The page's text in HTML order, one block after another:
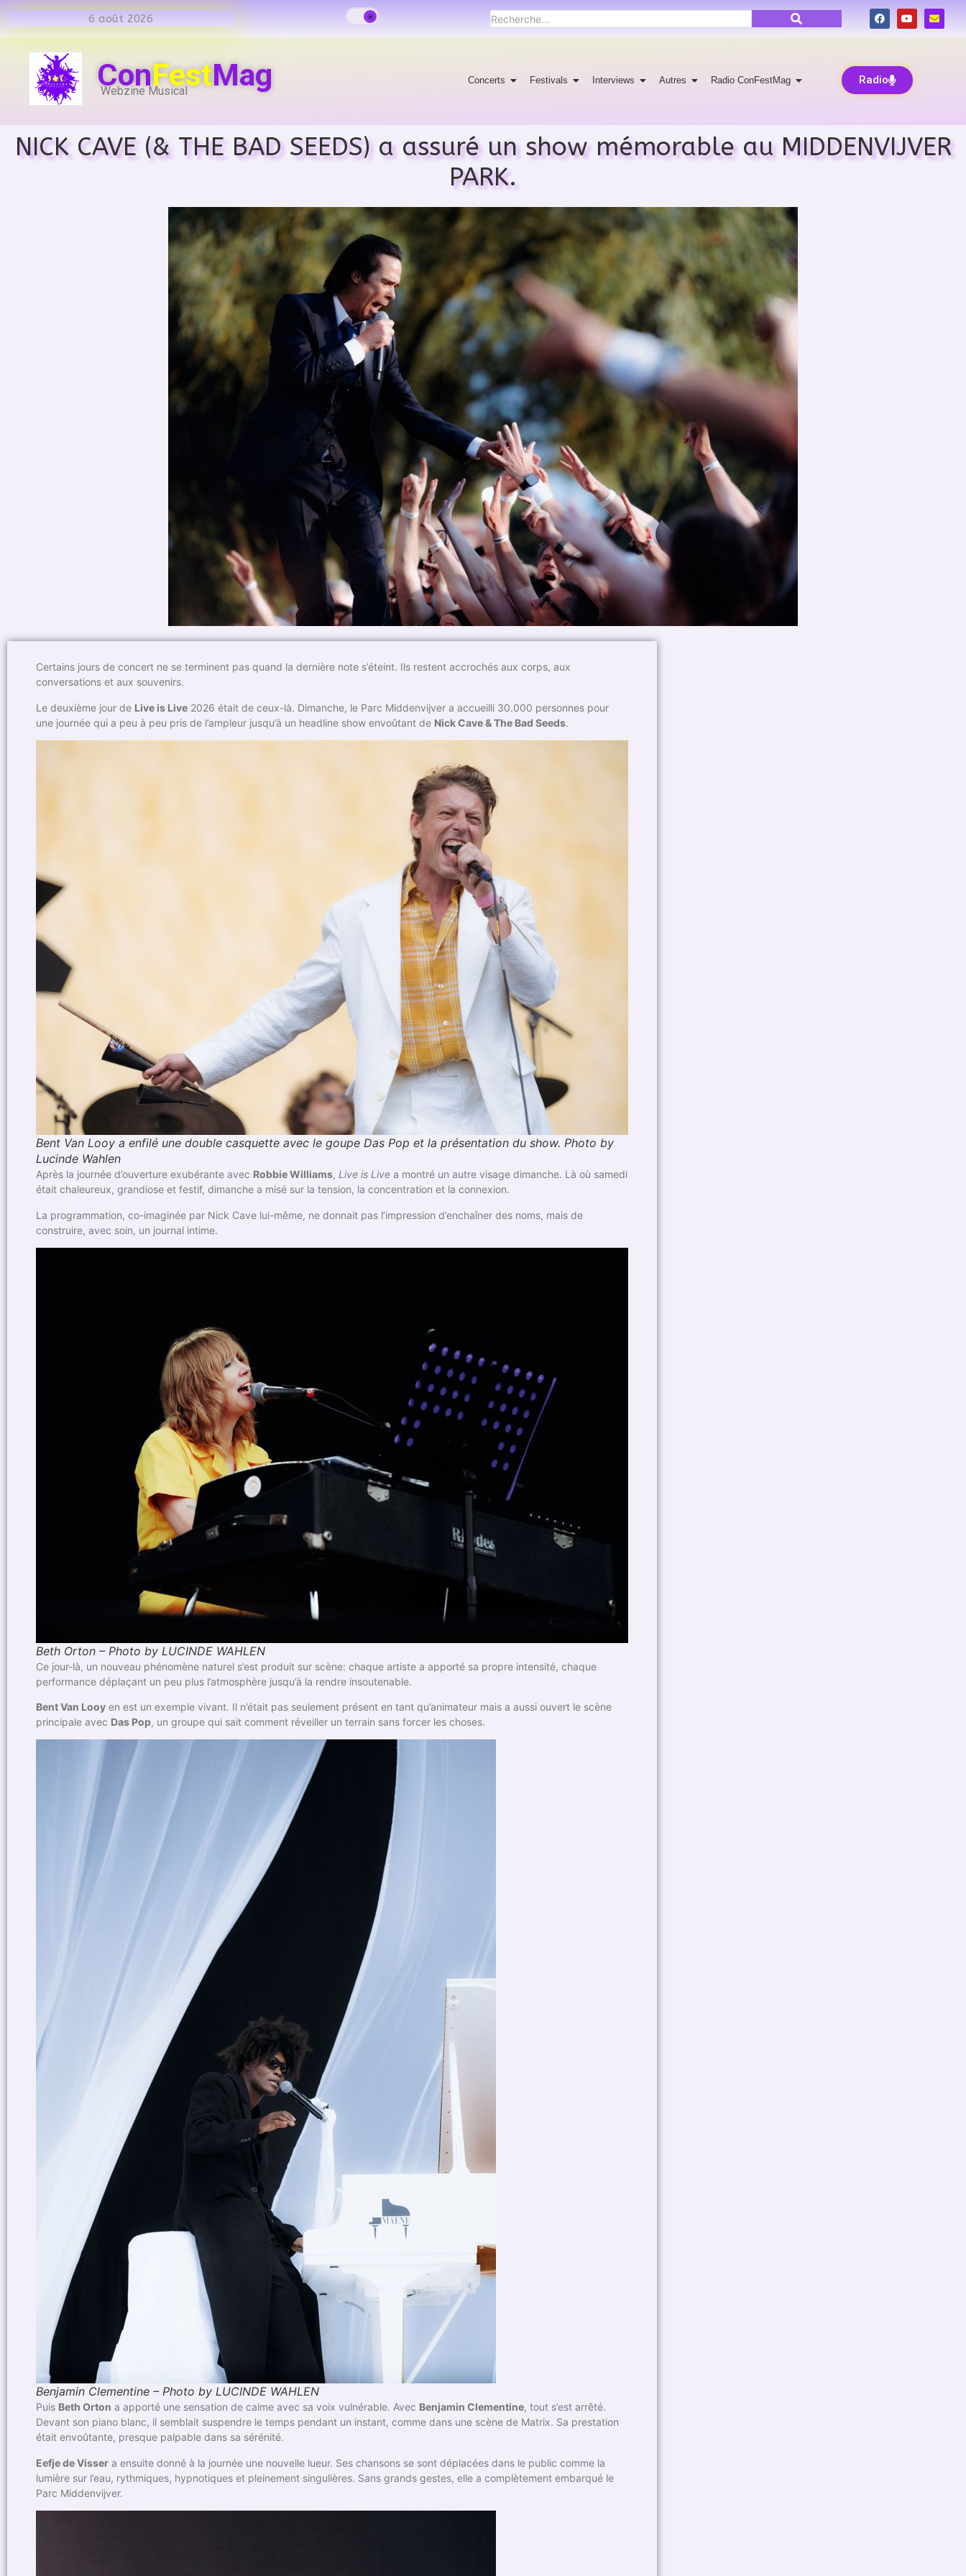
6 août 2026
ConFestMag
Webzine Musical
Concerts Festivals Interviews Autres Radio ConFestMag Radio
NICK CAVE (& THE BAD SEEDS) a assuré un show mémorable au MIDDENVIJVER
PARK.
Certains jours de concert ne se terminent pas quand la dernière note s’éteint. Ils restent accrochés aux corps, aux
conversations et aux souvenirs.
Le deuxième jour de Live is Live 2026 était de ceux-là. Dimanche, le Parc Middenvijver a accueilli 30.000 personnes pour
une journée qui a peu à peu pris de l’ampleur jusqu’à un headline show envoûtant de Nick Cave & The Bad Seeds.
Bent Van Looy a enfilé une double casquette avec le goupe Das Pop et la présentation du show. Photo by
Lucinde Wahlen
Après la journée d’ouverture exubérante avec Robbie Williams, Live is Live a montré un autre visage dimanche. Là où samedi
était chaleureux, grandiose et festif, dimanche a misé sur la tension, la concentration et la connexion.
La programmation, co-imaginée par Nick Cave lui-même, ne donnait pas l’impression d’enchaîner des noms, mais de
construire, avec soin, un journal intime.
Beth Orton – Photo by LUCINDE WAHLEN
Ce jour-là, un nouveau phénomène naturel s’est produit sur scène: chaque artiste a apporté sa propre intensité, chaque
performance déplaçant un peu plus l’atmosphère jusqu’à la rendre insoutenable.
Bent Van Looy en est un exemple vivant. Il n’était pas seulement présent en tant qu’animateur mais a aussi ouvert le scène
principale avec Das Pop, un groupe qui sait comment réveiller un terrain sans forcer les choses.
Benjamin Clementine – Photo by LUCINDE WAHLEN
Puis Beth Orton a apporté une sensation de calme avec sa voix vulnérable. Avec Benjamin Clementine, tout s’est arrêté.
Devant son piano blanc, il semblait suspendre le temps pendant un instant, comme dans une scène de Matrix. Sa prestation
était envoûtante, presque palpable dans sa sérénité.
Eefje de Visser a ensuite donné à la journée une nouvelle lueur. Ses chansons se sont déplacées dans le public comme la
lumière sur l’eau, rythmiques, hypnotiques et pleinement singulières. Sans grands gestes, elle a complètement embarqué le
Parc Middenvijver.